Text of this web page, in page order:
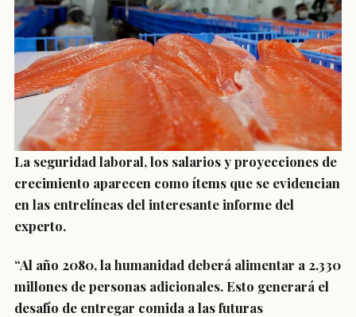
La seguridad laboral, los salarios y proyecciones de
crecimiento aparecen como ítems que se evidencian
en las entrelíneas del interesante informe del
experto.
“Al año 2080, la humanidad deberá alimentar a 2.330
millones de personas adicionales. Esto generará el
desafío de entregar comida a las futuras